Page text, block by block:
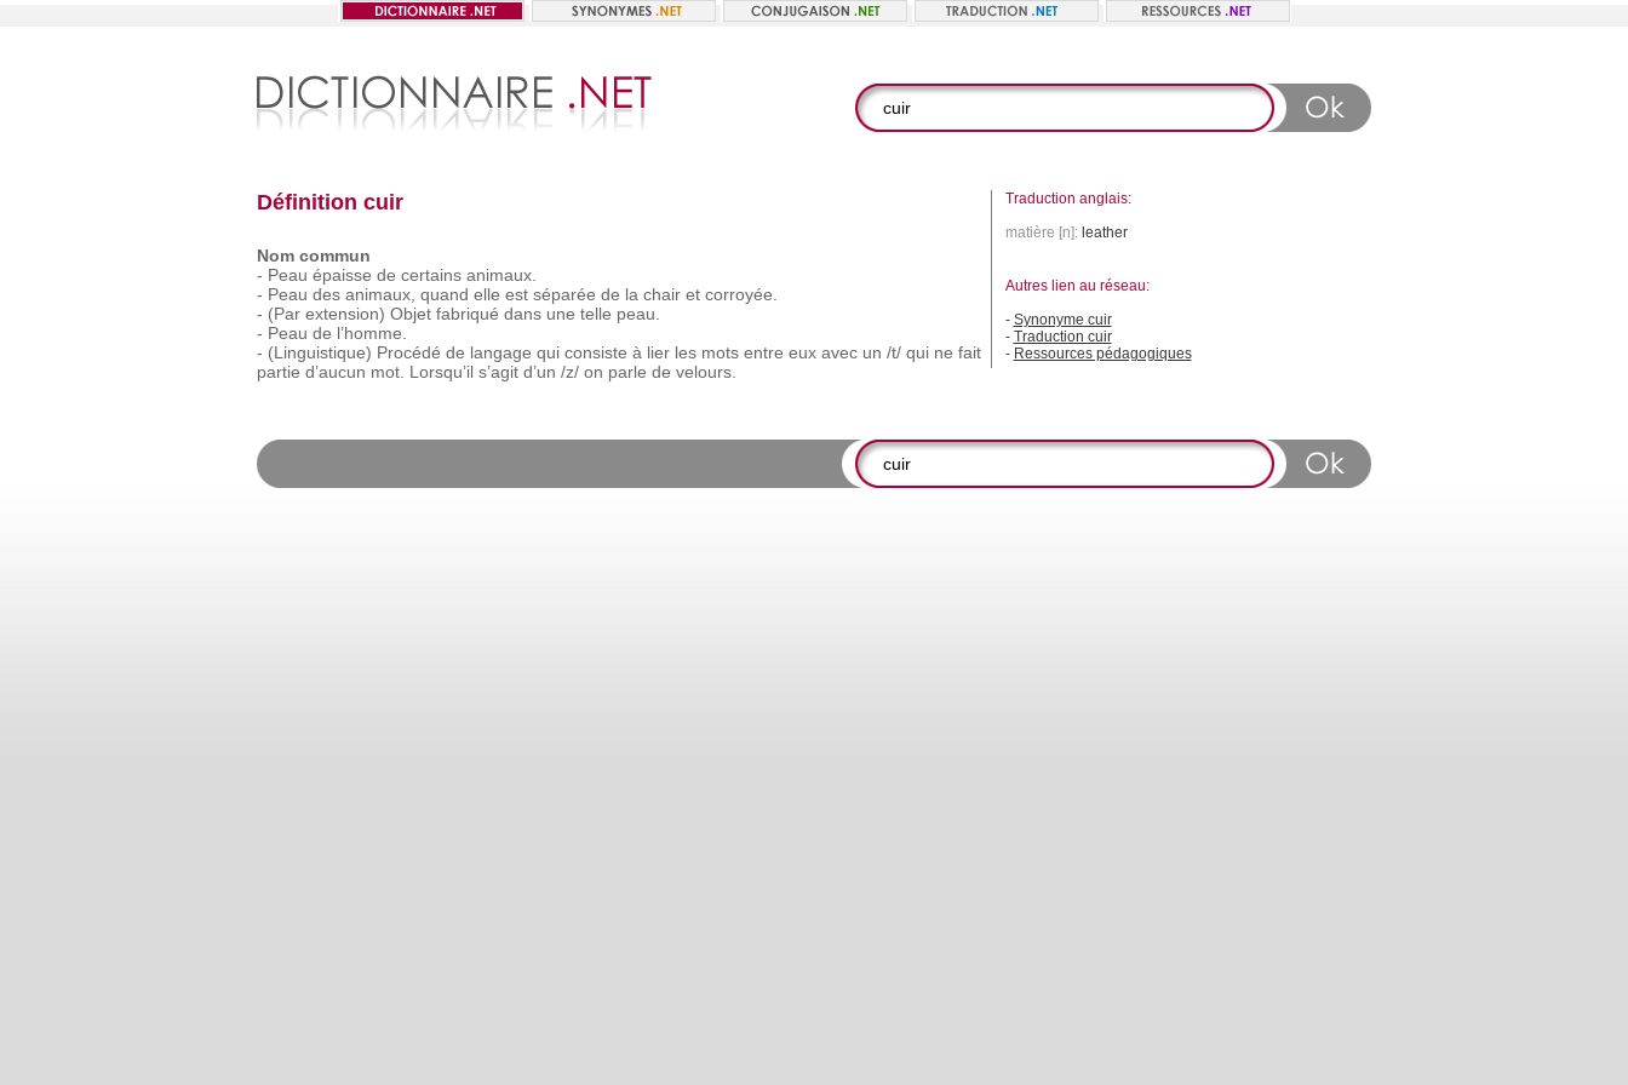
Définition cuir
Nom commun
- Peau épaisse de certains animaux.
- Peau des animaux, quand elle est séparée de la chair et corroyée.
- (Par extension) Objet fabriqué dans une telle peau.
- Peau de l’homme.
- (Linguistique) Procédé de langage qui consiste à lier les mots entre eux avec un /t/ qui ne fait
partie d’aucun mot. Lorsqu’il s’agit d’un /z/ on parle de velours.
Traduction anglais:
matière [n]: leather
Autres lien au réseau:
- Synonyme cuir
- Traduction cuir
- Ressources pédagogiques